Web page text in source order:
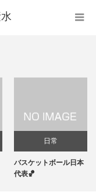
日常
バスケットボール日本
代表🏀